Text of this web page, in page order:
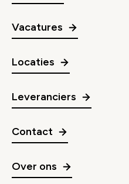
Vacatures
Locaties
Leveranciers
Contact
Over ons